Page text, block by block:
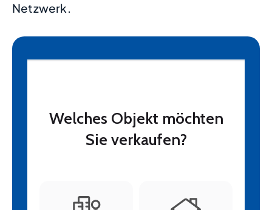
Netzwerk.